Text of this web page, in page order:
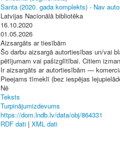
Santa (2020. gada komplekts) - Nav
Latvijas Nacionālā bibliotēka
16.10.2020
01.05.2026
Aizsargāts ar tiesībām
Šo darbu aizsargā autortiesības un/vai
pētījumam vai pašizglītībai. Citiem
Ir aizsargāts ar autortiesībām —
Pieejams tīmeklī (bez iespējas
Nē
Teksts
Turpinājumizdevums
https://dom.lndb.lv/data/obj/864331
RDF dati | XML dati